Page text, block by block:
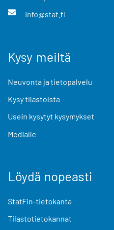
info@stat.fi
Kysy meiltä
Neuvonta ja tietopalvelu
Kysy tilastoista
Usein kysytyt kysymykset
Medialle
Löydä nopeasti
StatFin-tietokanta
Tilastotietokannat